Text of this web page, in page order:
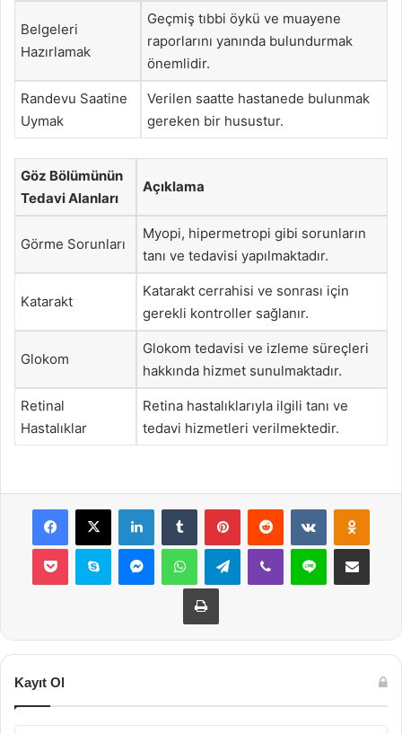
Belgeleri
Hazırlamak
Geçmiş tıbbi öykü ve muayene
raporlarını yanında bulundurmak
önemlidir.
Randevu Saatine
Uymak
Verilen saatte hastanede bulunmak
gereken bir husustur.
Göz Bölümünün
Tedavi Alanları
Açıklama
Görme Sorunları
Myopi, hipermetropi gibi sorunların
tanı ve tedavisi yapılmaktadır.
Katarakt
Katarakt cerrahisi ve sonrası için
gerekli kontroller sağlanır.
Glokom
Glokom tedavisi ve izleme süreçleri
hakkında hizmet sunulmaktadır.
Retinal
Hastalıklar
Retina hastalıklarıyla ilgili tanı ve
tedavi hizmetleri verilmektedir.
Facebook
X LinkedInTumblr PinterestReddit VKontakte
Pocket Skype MessengerWhatsAppTelegramViber Line E-Posta ile
Yazdır
Kayıt Ol